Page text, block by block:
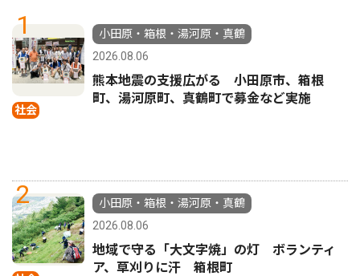
1
社会
小田原・箱根・湯河原・真鶴
2026.08.06
熊本地震の支援広がる 小田原市、箱根
町、湯河原町、真鶴町で募金など実施
2
小田原・箱根・湯河原・真鶴
2026.08.06
地域で守る「大文字焼」の灯 ボランティ
ア、草刈りに汗 箱根町